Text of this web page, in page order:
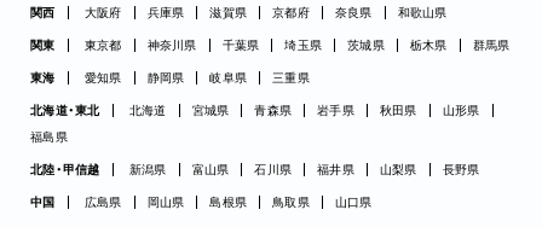
関西 大阪府 兵庫県 滋賀県 京都府 奈良県 和歌山県
関東 東京都 神奈川県 千葉県 埼玉県 茨城県 栃木県 群馬県
東海 愛知県 静岡県 岐阜県 三重県
北海道・東北 北海道 宮城県 青森県 岩手県 秋田県
山形県
福島県
北陸・甲信越 新潟県 富山県 石川県 福井県 山梨県 長野県
中国 広島県 岡山県 島根県 鳥取県 山口県